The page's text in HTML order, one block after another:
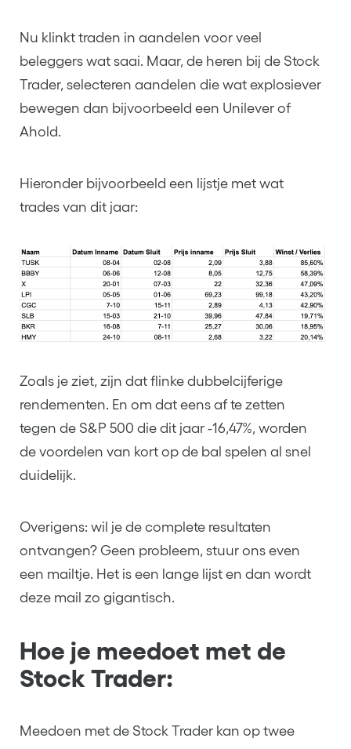
Nu klinkt traden in aandelen voor veel
beleggers wat saai. Maar, de heren bij de Stock
Trader, selecteren aandelen die wat explosiever
bewegen dan bijvoorbeeld een Unilever of
Ahold.
Hieronder bijvoorbeeld een lijstje met wat
trades van dit jaar:
Zoals je ziet, zijn dat flinke dubbelcijferige
rendementen. En om dat eens af te zetten
tegen de S&P 500 die dit jaar -16,47%, worden
de voordelen van kort op de bal spelen al snel
duidelijk.
Overigens: wil je de complete resultaten
ontvangen? Geen probleem, stuur ons even
een mailtje. Het is een lange lijst en dan wordt
deze mail zo gigantisch.
Hoe je meedoet met de
Stock Trader:
Meedoen met de Stock Trader kan op twee